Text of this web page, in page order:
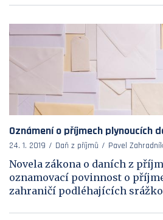
Oznámení o příjmech plynoucích
24. 1. 2019 Daň z příjmů Pavel Zahradník
Novela zákona o daních z
oznamovací povinnost o
zahraničí podléhajících